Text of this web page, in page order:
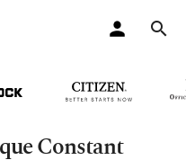
Constant